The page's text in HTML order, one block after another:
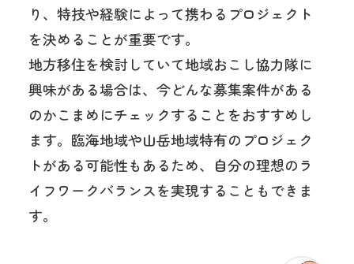
り、特技や経験によって携わるプロジェクト
を決めることが重要です。
地方移住を検討していて地域おこし協力隊に
興味がある場合は、今どんな募集案件がある
のかこまめにチェックすることをおすすめし
ます。臨海地域や山岳地域特有のプロジェク
トがある可能性もあるため、自分の理想のラ
イフワークバランスを実現することもできま
す。